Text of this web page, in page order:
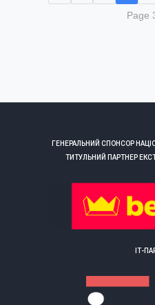
Page
ГЕНЕРАЛЬНИЙ СПОНСОР
ТИТУЛЬНИЙ ПАРТНЕР
ІТ-